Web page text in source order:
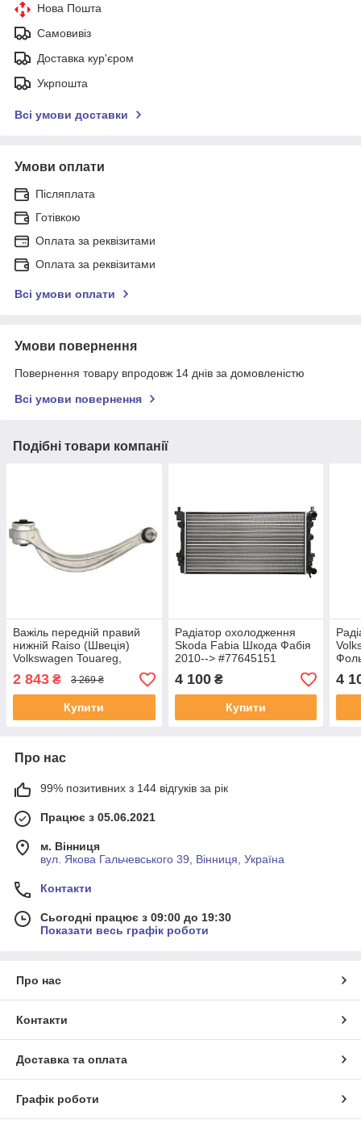
Нова Пошта
Самовивіз
Доставка кур'єром
Укрпошта
Всі умови доставки
Умови оплати
Післяплата
Готівкою
Оплата за реквізитами
Оплата за реквізитами
Всі умови оплати
Умови повернення
Повернення товару впродовж 14 днів за домовленістю
Всі умови повернення
Подібні товари компанії
Важіль передній правий
нижній Raiso (Швеція)
Volkswagen Touareg,
Фольксваген Туарег #RL-
4M0694A UAPPSWS4
2 843 ₴ 3 269 ₴
Купити
Радіатор охолодження
Skoda Fabia Шкода Фабія
2010--> #77645151
4 100₴
Купити
4
Про нас
99% позитивних з 144 відгуків за рік
Працює з 05.06.2021
м. Вінниця
вул. Якова Гальчевського 39, Вінниця, Україна
Контакти
Сьогодні працює з 09:00 до 19:30
Показати весь графік роботи
Про нас
Контакти
Доставка та оплата
Графік роботи